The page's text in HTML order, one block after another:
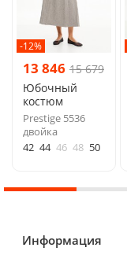
-12%
13 846 15 679
Юбочный
костюм
Prestige 5536
двойка
42 44 46 48 50
Информация